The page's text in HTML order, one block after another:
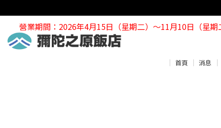
營業期間：2026年4月15日（星期二）～11月10日（星期
首頁 消息